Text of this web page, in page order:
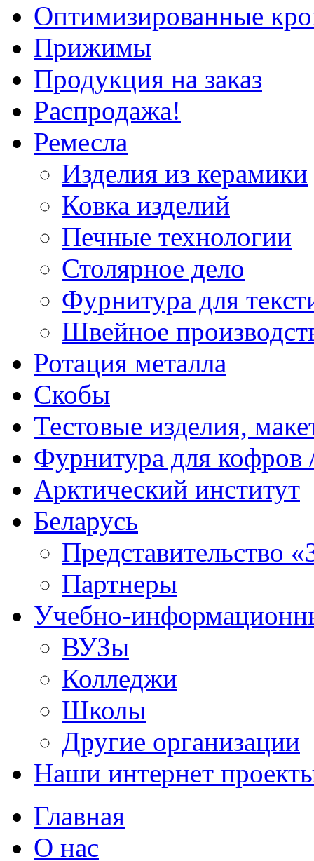
Оптимизированные
Прижимы
Продукция на заказ
Распродажа!
Ремесла
Изделия из керамики
Ковка изделий
Печные технологии
Столярное дело
Фурнитура для
Швейное
Ротация металла
Скобы
Тестовые изделия,
Фурнитура для кофров
Арктический институт
Беларусь
Представительство
Партнеры
Учебно-
ВУЗы
Колледжи
Школы
Другие организации
Наши интернет
Главная
О нас